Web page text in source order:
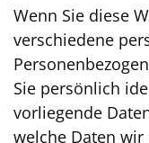
Wenn Sie diese
verschiedene
Sie persönlich
vorliegende
welche Daten